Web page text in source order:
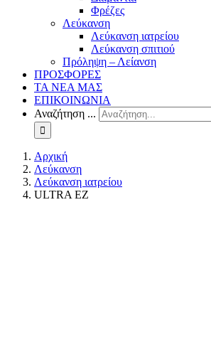
Φρέζες
Λεύκανση
Λεύκανση ιατρείου
Λεύκανση σπιτιού
Πρόληψη – Λείανση
ΠΡΟΣΦΟΡΕΣ
ΤΑ ΝΕΑ ΜΑΣ
ΕΠΙΚΟΙΝΩΝΙΑ
Αναζήτηση ...
Αρχική
Λεύκανση
Λεύκανση ιατρείου
ULTRA EZ